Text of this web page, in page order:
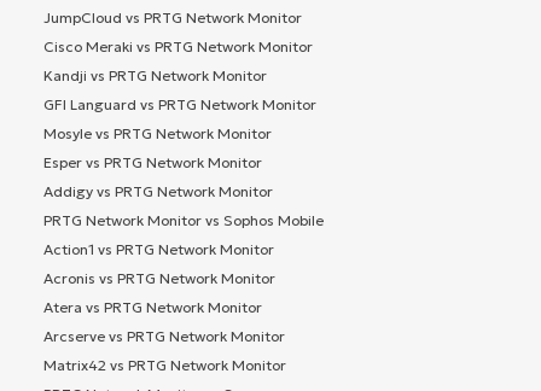
JumpCloud vs PRTG Network Monitor
Cisco Meraki vs PRTG Network Monitor
Kandji vs PRTG Network Monitor
GFI Languard vs PRTG Network Monitor
Mosyle vs PRTG Network Monitor
Esper vs PRTG Network Monitor
Addigy vs PRTG Network Monitor
PRTG Network Monitor vs Sophos Mobile
Action1 vs PRTG Network Monitor
Acronis vs PRTG Network Monitor
Atera vs PRTG Network Monitor
Arcserve vs PRTG Network Monitor
Matrix42 vs PRTG Network Monitor